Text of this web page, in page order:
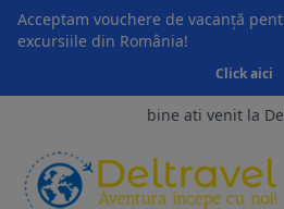
Acceptam vouchere de vacanță
excursiile din România!
Click aici
bine ati venit la